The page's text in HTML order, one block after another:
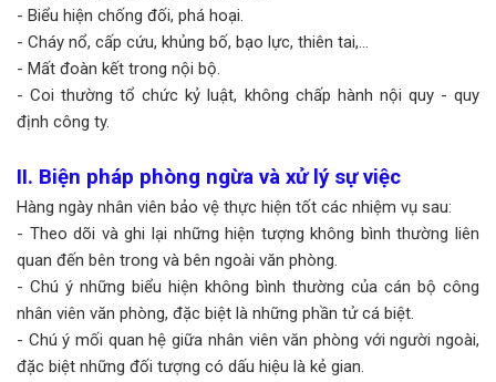
- Biểu hiện chống đối, phá hoại.
- Cháy nổ, cấp cứu, khủng bố, bạo lực, thiên tai,…
- Mất đoàn kết trong nội bộ.
- Coi thường tổ chức kỷ luật, không chấp hành nội quy - quy
định công ty.
II. Biện pháp phòng ngừa và xử lý sự việc
Hàng ngày nhân viên bảo vệ thực hiện tốt các nhiệm vụ sau:
- Theo dõi và ghi lại những hiện tượng không bình thường liên
quan đến bên trong và bên ngoài văn phòng.
- Chú ý những biểu hiện không bình thường của cán bộ công
nhân viên văn phòng, đặc biệt là những phần tử cá biệt.
- Chú ý mối quan hệ giữa nhân viên văn phòng với người ngoài,
đặc biệt những đối tượng có dấu hiệu là kẻ gian.